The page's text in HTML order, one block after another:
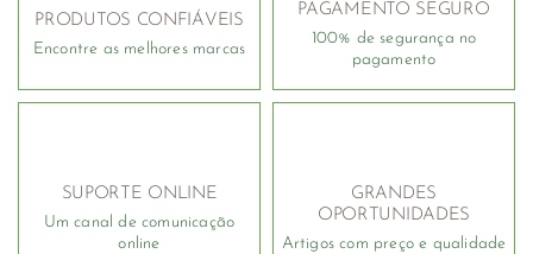
PRODUTOS CONFIÁVEIS
Encontre as melhores marcas
PAGAMENTO SEGURO
100% de segurança no
pagamento
SUPORTE ONLINE
Um canal de comunicação
online
GRANDES
OPORTUNIDADES
Artigos com preço e qualidade